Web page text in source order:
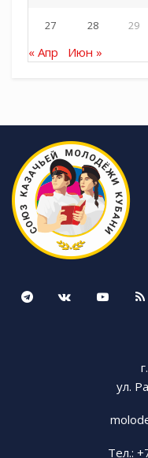
27 28 29
« Апр Июн »
ул.
Тел.: